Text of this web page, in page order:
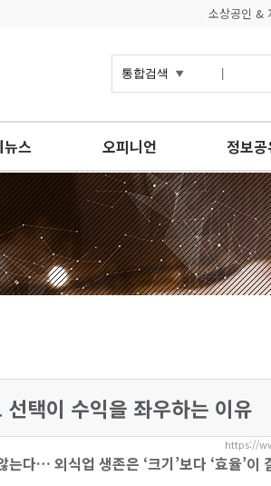
소상공인 &
뉴스 오피니언 정보공
택이 수익을 좌우하는 이유
https://
다… 외식업 생존은 ‘크기’보다 ‘효율’이